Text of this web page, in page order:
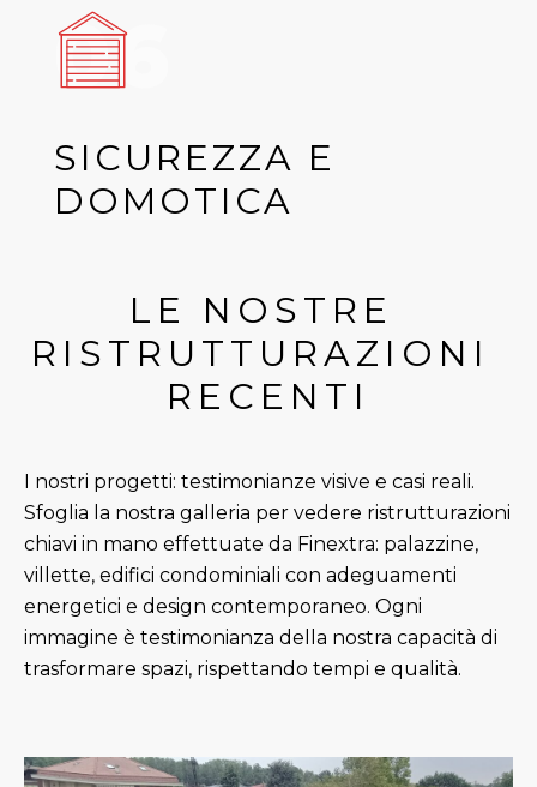
06
SICUREZZA E
DOMOTICA
LE NOSTRE
RISTRUTTURAZIONI
RECENTI
I nostri progetti: testimonianze visive e casi reali.
Sfoglia la nostra galleria per vedere ristrutturazioni
chiavi in mano effettuate da Finextra: palazzine,
villette, edifici condominiali con adeguamenti
energetici e design contemporaneo. Ogni
immagine è testimonianza della nostra capacità di
trasformare spazi, rispettando tempi e qualità.